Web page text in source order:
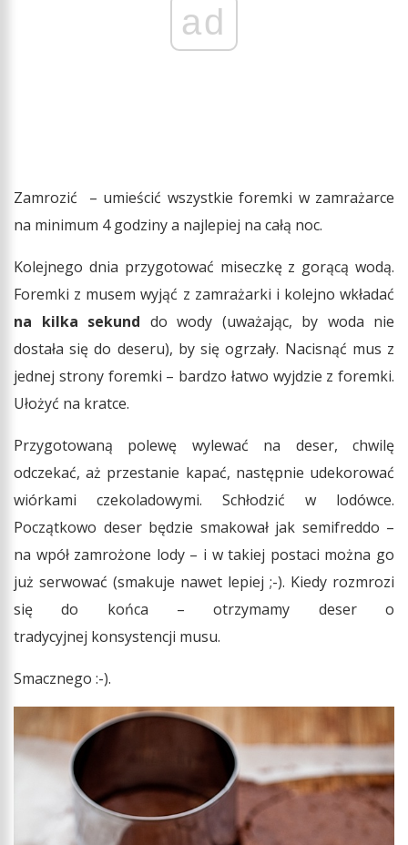
ad
Zamrozić – umieścić wszystkie foremki w zamrażarce
na minimum 4 godziny a najlepiej na całą noc.
Kolejnego dnia przygotować miseczkę z gorącą wodą.
Foremki z musem wyjąć z zamrażarki i kolejno wkładać
na kilka sekund do wody (uważając, by woda nie
dostała się do deseru), by się ogrzały. Nacisnąć mus z
jednej strony foremki – bardzo łatwo wyjdzie z foremki.
Ułożyć na kratce.
Przygotowaną polewę wylewać na deser, chwilę
odczekać, aż przestanie kapać, następnie udekorować
wiórkami czekoladowymi. Schłodzić w lodówce.
Początkowo deser będzie smakował jak semifreddo –
na wpół zamrożone lody – i w takiej postaci można go
już serwować (smakuje nawet lepiej ;-). Kiedy rozmrozi
się do końca – otrzymamy deser o
tradycyjnej konsystencji musu.
Smacznego :-).